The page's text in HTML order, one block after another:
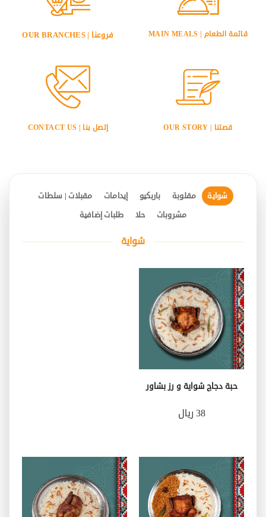
قائمة الطعام | MAIN MEALS فروعنا | OUR BRANCHES
قصتنا | OUR STORY إتصل بنا | CONTACT US
شواية مقلوبة باربكيو إيدامات
مقبلات | سلطات
مشروبات
حلا طلبات إضافية
شواية
حبة دجاج شواية و رز بشاور
38 ريال